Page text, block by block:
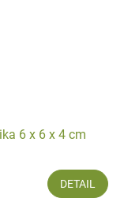
6 x 6 x 4 cm
DETAIL